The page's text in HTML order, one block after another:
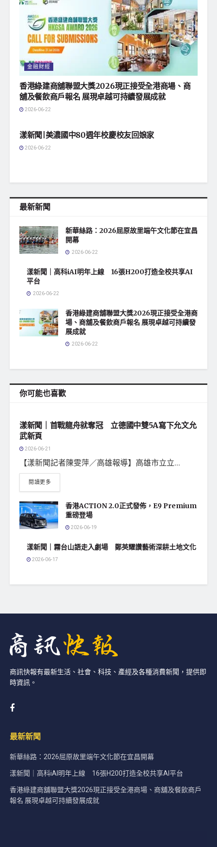
金融財經
香港綠建商舖聯盟大獎2026現正接受全港商場、商
舖及餐飲商戶報名 展現卓越可持續發展成就
2026-06-22
漾新聞|美濃國中80週年校慶校友回娘家
2026-06-22
最新新聞
新華絲路：2026屈原故里端午文化節在宜昌
開幕
2026-06-22
漾新聞｜高科iAI明年上線 16張H200打造全校共享AI
平台
2026-06-22
香港綠建商舖聯盟大獎2026現正接受全港商
場、商舖及餐飲商戶報名 展現卓越可持續發
展成就
2026-06-22
你可能也喜歡
漾新聞｜首戰龍舟就奪冠 立德國中雙5A寫下允文允
武新頁
2026-06-21
【漾新聞記者陳雯萍／高雄報導】高雄市立立...
閱讀更多
香港ACTION 2.0正式發佈，E9 Premium
重磅登場
2026-06-19
漾新聞｜霧台山語走入劇場 鄭英耀讚藝術深耕土地文化
2026-06-17
商訊快報有最新生活、社會、科技、產經及各種消費新聞，提供即
時資訊。
最新新聞
新華絲路：2026屈原故里端午文化節在宜昌開幕
漾新聞｜高科iAI明年上線 16張H200打造全校共享AI平台
香港綠建商舖聯盟大獎2026現正接受全港商場、商舖及餐飲商戶
報名 展現卓越可持續發展成就